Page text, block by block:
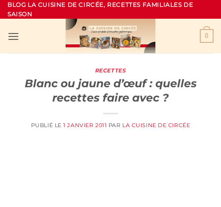
Passer
au
BLOG LA CUISINE DE CIRCÉE, RECETTES FAMILIALES DE
SAISON
0
RECETTES
Blanc ou jaune d’œuf : quelles
recettes faire avec ?
PUBLIÉ LE1 JANVIER 2011 PAR LA CUISINE DE CIRCÉE